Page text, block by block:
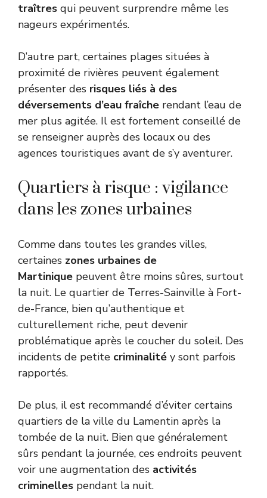
traîtres qui peuvent surprendre même les
nageurs expérimentés.
D’autre part, certaines plages situées à
proximité de rivières peuvent également
présenter des risques liés à des
déversements d’eau fraîche rendant l’eau de
mer plus agitée. Il est fortement conseillé de
se renseigner auprès des locaux ou des
agences touristiques avant de s’y aventurer.
Quartiers à risque : vigilance
dans les zones urbaines
Comme dans toutes les grandes villes,
certaines zones urbaines de
Martinique peuvent être moins sûres, surtout
la nuit. Le quartier de Terres-Sainville à Fort-
de-France, bien qu’authentique et
culturellement riche, peut devenir
problématique après le coucher du soleil. Des
incidents de petite criminalité y sont parfois
rapportés.
De plus, il est recommandé d’éviter certains
quartiers de la ville du Lamentin après la
tombée de la nuit. Bien que généralement
sûrs pendant la journée, ces endroits peuvent
voir une augmentation des activités
criminelles pendant la nuit.